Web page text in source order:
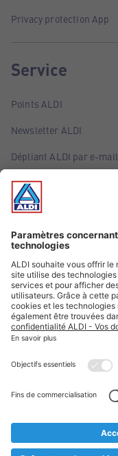
Privacy protection App
Service
Points ALDI
Newsletter ALDI
Dépliant ALDI par e-mail
Offres
Infos essentielles
Suivez ALDI
Textes marqués d'un
* Nous vendons ces
au cas où, malgré le
prématurément en
** Sur ce site,